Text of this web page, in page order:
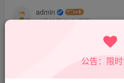
admin
10月23日 23:34更新
公告：限